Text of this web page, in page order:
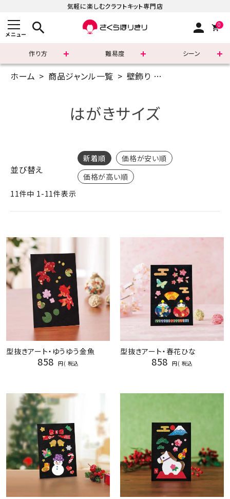
気軽に楽しむクラフトキット専門店
メニュー search person 0
作り方 難易度 シーン
まずはこちら
レビューを見る
コーポレートサイト
実店舗案内
デイサービス／
介護施設関係の方へ
最新のチラシはこちら
ACCOUNT MENU
ようこそ ゲスト 様
meeting_room ログイン person 会員登録
ホーム 商品ジャンル一覧 壁飾り
はがきサイズ
並び替え
新着順
価格が安い順
価格が高い順
11件中 1-11件表示
型抜きアート・ゆうゆう金魚
858 税込
型抜きアート・春花ひな
858 税込